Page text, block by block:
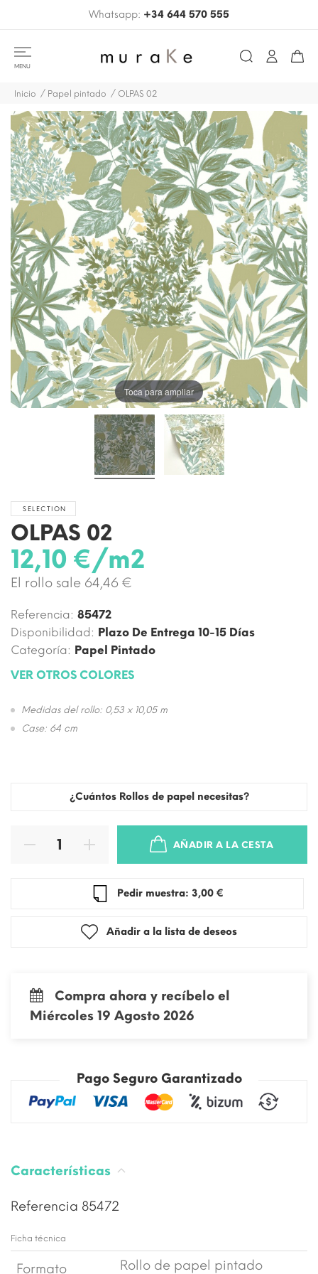
Whatsapp: +34 644 570 555
MENU
Inicio Papel pintado OLPAS 02
Toca para ampliar
SELECTION
OLPAS 02
12,10 €/m2
El rollo sale 64,46 €
Referencia: 85472
Disponibilidad: Plazo De Entrega 10-15 Días
Categoría: Papel Pintado
VER OTROS COLORES
Medidas del rollo: 0,53 x 10,05 m
Case: 64 cm
¿Cuántos Rollos de papel necesitas?
AÑADIR A LA CESTA
Pedir muestra: 3,00 €
Añadir a la lista de deseos
Compra ahora y recíbelo el
Miércoles 19 Agosto 2026
Pago Seguro Garantizado
Características
Referencia 85472
Ficha técnica
Formato Rollo de papel pintado